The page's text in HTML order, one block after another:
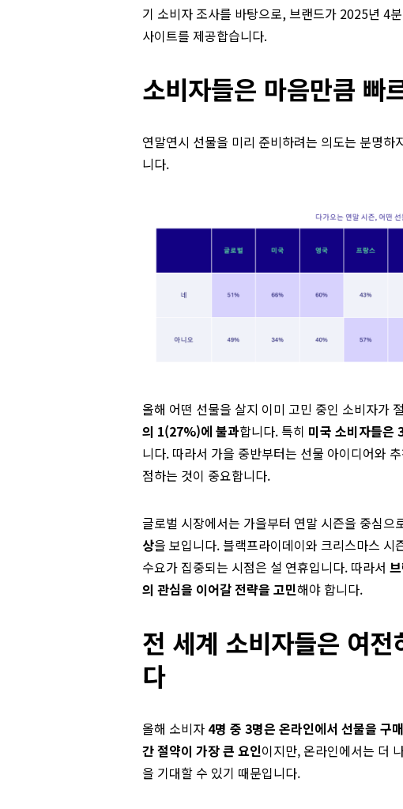
기 소비자 조사를 바탕으로,브랜드가 2025년 4
사이트를 제공합습니다.
소비자들은 마음만큼 빠
연말연시 선물을 미리 준비하려는 의도는 분명
니다.
올해 어떤 선물을 살지 이미 고민 중인 소비자가
의 1(27%)에 불과합니다. 특히 미국 소비자들은
니다. 따라서 가을 중반부터는 선물 아이디어와
점하는 것이 중요합니다.
글로벌 시장에서는 가을부터 연말 시즌을 중심
상을 보입니다. 블랙프라이데이와 크리스마스
수요가 집중되는 시점은 설 연휴입니다. 따라서
의 관심을 이어갈 전략을 고민해야 합니다.
전 세계 소비자들은 여
다
올해 소비자 4명 중 3명은 온라인에서 선물을 구
간 절약이 가장 큰 요인이지만, 온라인에서는 더
을 기대할 수 있기 때문입니다.